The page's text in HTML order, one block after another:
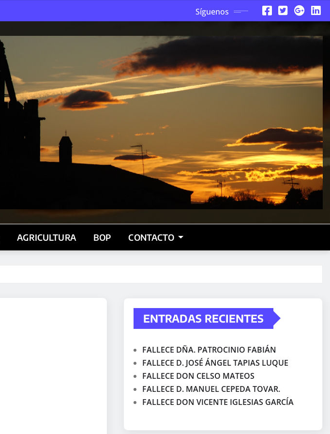
Síguenos
AGRICULTURA BOP CONTACTO
ENTRADAS RECIENTES
FALLECE DÑA. PATROCINIO FABIÁN
FALLECE D. JOSÉ ÁNGEL TAPIAS LUQUE
FALLECE DON CELSO MATEOS
FALLECE D. MANUEL CEPEDA TOVAR.
FALLECE DON VICENTE IGLESIAS GARCÍA